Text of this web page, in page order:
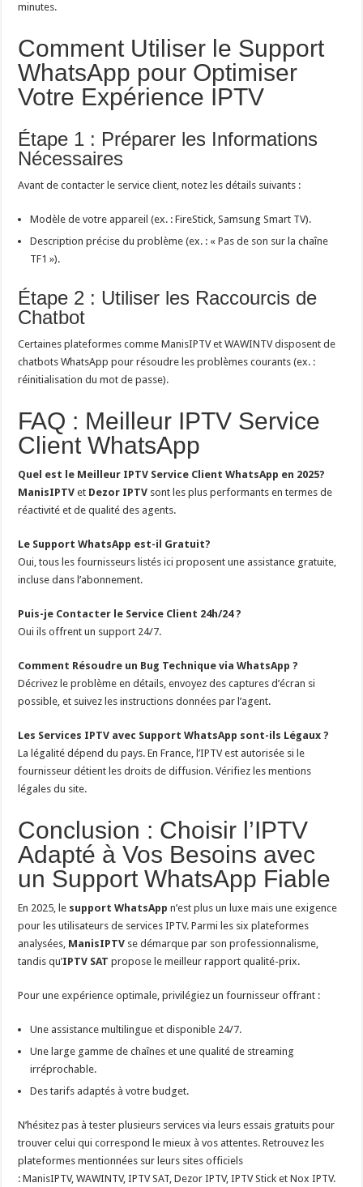
minutes.
Comment Utiliser le Support
WhatsApp pour Optimiser
Votre Expérience IPTV
Étape 1 : Préparer les Informations
Nécessaires
Avant de contacter le service client, notez les détails suivants :
Modèle de votre appareil (ex. : FireStick, Samsung Smart TV).
Description précise du problème (ex. : « Pas de son sur la chaîne
TF1 »).
Étape 2 : Utiliser les Raccourcis de
Chatbot
Certaines plateformes comme ManisIPTV et WAWINTV disposent de
chatbots WhatsApp pour résoudre les problèmes courants (ex. :
réinitialisation du mot de passe).
FAQ : Meilleur IPTV Service
Client WhatsApp
Quel est le Meilleur IPTV Service Client WhatsApp en 2025?
ManisIPTV et Dezor IPTV sont les plus performants en termes de
réactivité et de qualité des agents.
Le Support WhatsApp est-il Gratuit?
Oui, tous les fournisseurs listés ici proposent une assistance gratuite,
incluse dans l’abonnement.
Puis-je Contacter le Service Client 24h/24 ?
Oui ils offrent un support 24/7.
Comment Résoudre un Bug Technique via WhatsApp ?
Décrivez le problème en détails, envoyez des captures d’écran si
possible, et suivez les instructions données par l’agent.
Les Services IPTV avec Support WhatsApp sont-ils Légaux ?
La légalité dépend du pays. En France, l’IPTV est autorisée si le
fournisseur détient les droits de diffusion. Vérifiez les mentions
légales du site.
Conclusion : Choisir l’IPTV
Adapté à Vos Besoins avec
un Support WhatsApp Fiable
En 2025, le support WhatsApp n’est plus un luxe mais une exigence
pour les utilisateurs de services IPTV. Parmi les six plateformes
analysées, ManisIPTV se démarque par son professionnalisme,
tandis qu’IPTV SAT propose le meilleur rapport qualité-prix.
Pour une expérience optimale, privilégiez un fournisseur offrant :
Une assistance multilingue et disponible 24/7.
Une large gamme de chaînes et une qualité de streaming
irréprochable.
Des tarifs adaptés à votre budget.
N’hésitez pas à tester plusieurs services via leurs essais gratuits pour
trouver celui qui correspond le mieux à vos attentes. Retrouvez les
plateformes mentionnées sur leurs sites officiels
: ManisIPTV, WAWINTV, IPTV SAT, Dezor IPTV, IPTV Stick et Nox IPTV.